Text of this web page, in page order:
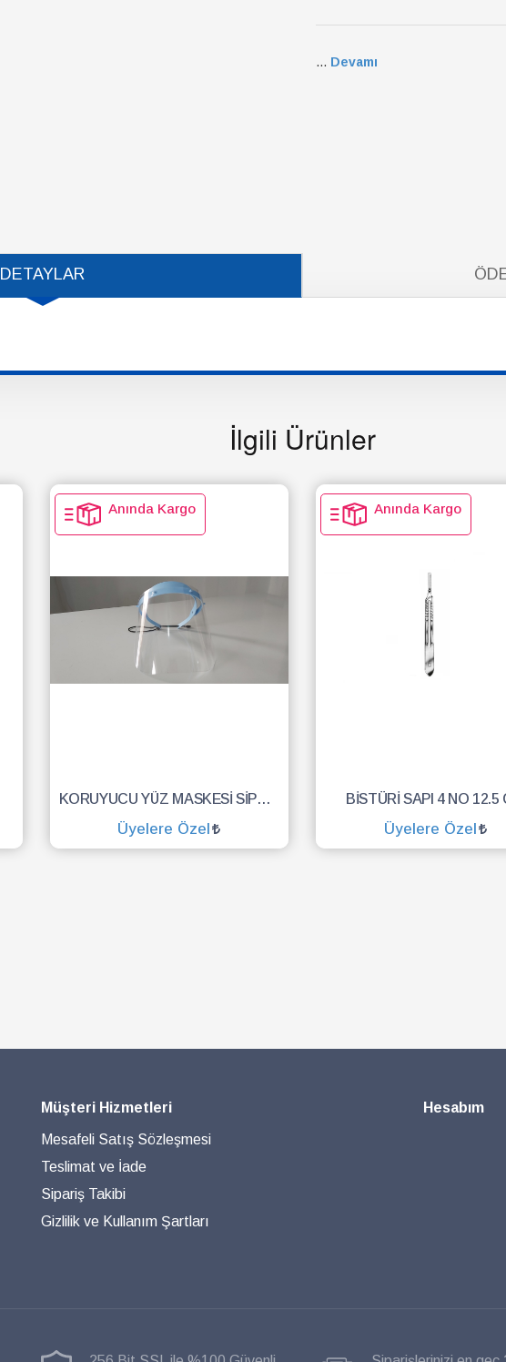
... Devamı
DETAYLAR
İlgili Ürünler
Anında Kargo
KORUYUCU YÜZ MASKESİ SİPERLİK.YÜZ KALKANI.DENTAL MASKE
Üyelere Özel
Anında Kargo
BİSTÜRİ SAPI 4 NO 12.5
Üyelere Özel
Müşteri Hizmetleri
Mesafeli Satış Sözleşmesi
Teslimat ve İade
Sipariş Takibi
Gizlilik ve Kullanım Şartları
Hesabım